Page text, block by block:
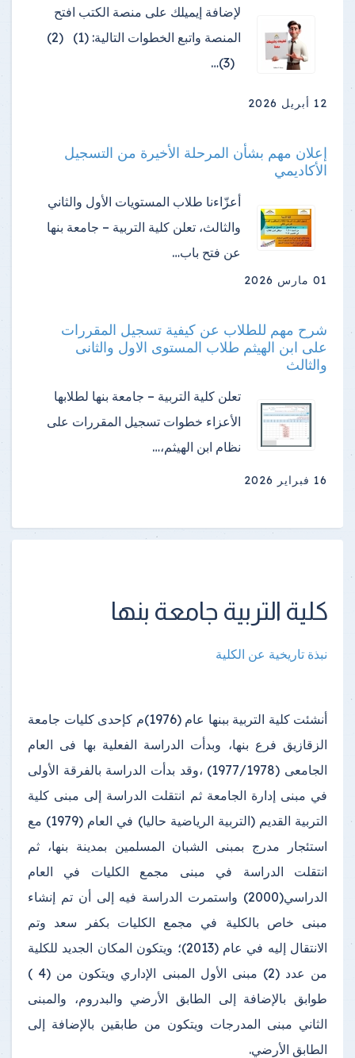
لإضافة إيميلك على منصة الكتب افتح
المنصة واتبع الخطوات التالية: (1) (2)
(3)…
12 أبريل 2026
إعلان مهم بشأن المرحلة الأخيرة من التسجيل
الأكاديمي
أعزّاءنا طلاب المستويات الأول والثاني
والثالث، تعلن كلية التربية – جامعة بنها
عن فتح باب…
01 مارس 2026
شرح مهم للطلاب عن كيفية تسجيل المقررات
على ابن الهيثم طلاب المستوى الاول والثانى
والثالث
تعلن كلية التربية – جامعة بنها لطلابها
الأعزاء خطوات تسجيل المقررات على
نظام ابن الهيثم،…
16 فبراير 2026
كلية التربية جامعة بنها
نبذة تاريخية عن الكلية
أنشئت كلية التربية ببنها عام (1976)م كإحدى كليات جامعة
الزقازيق فرع بنها، وبدأت الدراسة الفعلية بها فى العام
الجامعى (1977/1978) ،وقد بدأت الدراسة بالفرقة الأولى
في مبنى إدارة الجامعة ثم انتقلت الدراسة إلى مبنى كلية
التربية القديم (التربية الرياضية حاليا) في العام (1979) مع
استئجار مدرج بمبنى الشبان المسلمين بمدينة بنها، ثم
انتقلت الدراسة في مبنى مجمع الكليات في العام
الدراسي(2000) واستمرت الدراسة فيه إلى أن تم إنشاء
مبنى خاص بالكلية في مجمع الكليات بكفر سعد وتم
الانتقال إليه في عام (2013)؛ ويتكون المكان الجديد للكلية
من عدد (2) مبنى الأول المبنى الإداري ويتكون من (4 )
طوابق بالإضافة إلى الطابق الأرضي والبدروم، والمبنى
الثاني مبنى المدرجات ويتكون من طابقين بالإضافة إلى
الطابق الأرضي.